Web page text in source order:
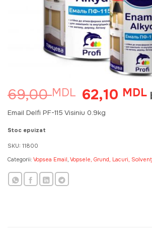
69,00MDL Prețul
inițial
a
62,10 MDL
Email Delfi PF-115 Visiniu 0.9kg
Stoc epuizat
SKU: 11800
Categorii: Vopsea Email, Vopsele, Grund, Lacuri,